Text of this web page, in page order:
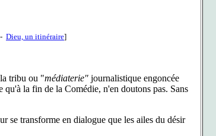
Dieu, un itinéraire]
tribu ou "médiaterie"journalistique engoncée
la fin de la Comédie, n'en doutons pas. Sans
se transforme en dialogue que les ailes du désir